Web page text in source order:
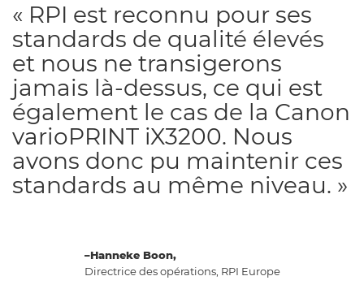
–Hanneke Boon,
Directrice des opérations, RPI Europe
« RPI est reconnu pour ses
standards de qualité élevés
et nous ne transigerons
jamais là-dessus, ce qui est
également le cas de la Canon
varioPRINT iX3200. Nous
avons donc pu maintenir ces
standards au même niveau. »